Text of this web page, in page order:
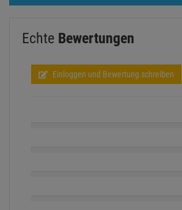
Echte Bewertungen
Einloggen und Bewertung schreiben